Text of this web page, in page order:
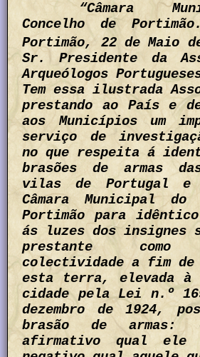
“Câmara
Concelho de
Portimão, 22 de Maio
Sr. Presidente da
Arqueólogos
Tem essa ilustrada
prestando ao País e
aos Municípios um
serviço de
no que respeita á
brasões de armas
vilas de Portugal
Câmara Municipal do
Portimão para
ás luzes dos insignes
prestante como
colectividade a fim de
esta terra, elevada à
cidade pela Lei n.º
dezembro de 1924,
brasão de
afirmativo qual ele